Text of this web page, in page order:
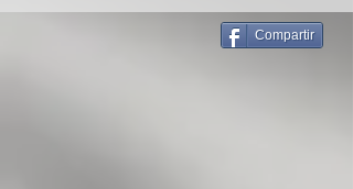
Compartir